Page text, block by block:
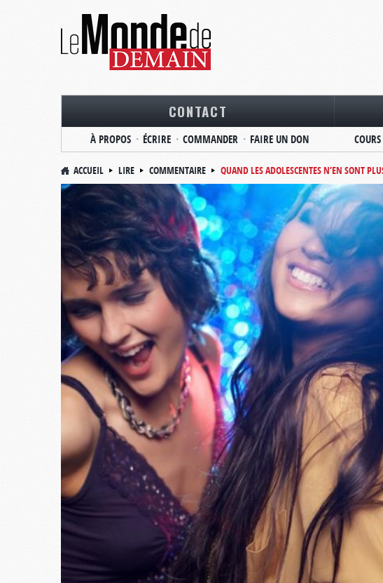
CONTACT
À PROPOS ÉCRIRE COMMANDER FAIRE UN DON
ACCUEIL LIRE COMMENTAIRE QUAND LES ADOLESCENTES N’EN SONT